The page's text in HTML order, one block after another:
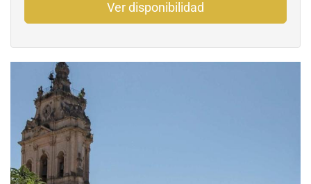
Ver disponibilidad